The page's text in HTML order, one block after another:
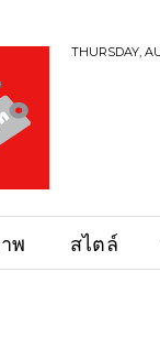
THURSDAY,
พ สไตล์